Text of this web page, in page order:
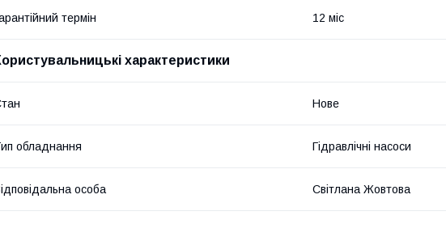
термін 12 міс
характеристики
Нове
обладнання Гідравлічні насоси
особа Світлана Жовтова